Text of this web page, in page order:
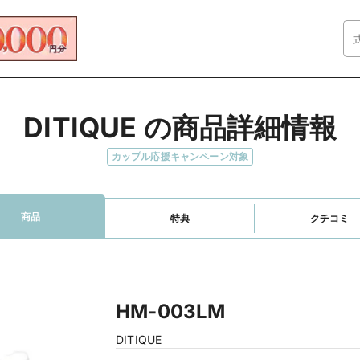
DITIQUE の商品詳細情報
カップル応援キャンペーン対象
商品 特典 クチコミ
HM-003LM
DITIQUE